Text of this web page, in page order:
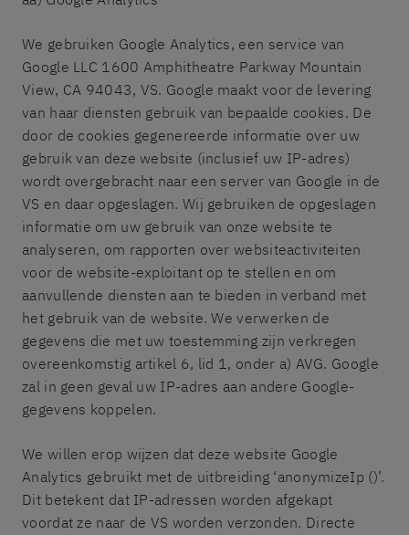
We gebruiken Google Analytics, een service van
Google LLC 1600 Amphitheatre Parkway Mountain
View, CA 94043, VS. Google maakt voor de levering
van haar diensten gebruik van bepaalde cookies. De
door de cookies gegenereerde informatie over uw
gebruik van deze website (inclusief uw IP-adres)
wordt overgebracht naar een server van Google in de
VS en daar opgeslagen. Wij gebruiken de opgeslagen
informatie om uw gebruik van onze website te
analyseren, om rapporten over websiteactiviteiten
voor de website-exploitant op te stellen en om
aanvullende diensten aan te bieden in verband met
het gebruik van de website. We verwerken de
gegevens die met uw toestemming zijn verkregen
overeenkomstig artikel 6, lid 1, onder a) AVG. Google
zal in geen geval uw IP-adres aan andere Google-
gegevens koppelen.
We willen erop wijzen dat deze website Google
Analytics gebruikt met de uitbreiding ‘anonymizeIp ()’.
Dit betekent dat IP-adressen worden afgekapt
voordat ze naar de VS worden verzonden. Directe